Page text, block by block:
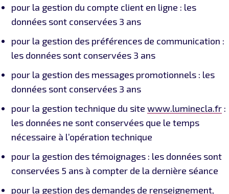
pour la gestion du compte client en ligne : les
données sont conservées 3 ans
pour la gestion des préférences de communication :
les données sont conservées 3 ans
pour la gestion des messages promotionnels : les
données sont conservées 3 ans
pour la gestion technique du site www.luminecla.fr :
les données ne sont conservées que le temps
nécessaire à l’opération technique
pour la gestion des témoignages : les données sont
conservées 5 ans à compter de la dernière séance
pour la gestion des demandes de renseignement,